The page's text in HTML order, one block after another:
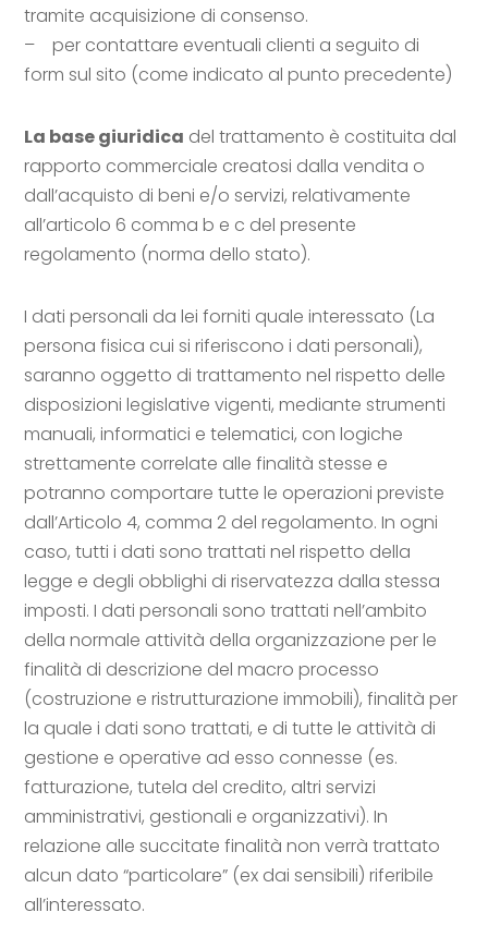
tramite acquisizione di consenso.
– per contattare eventuali clienti a seguito di
form sul sito (come indicato al punto precedente)
La base giuridica del trattamento è costituita dal
rapporto commerciale creatosi dalla vendita o
dall’acquisto di beni e/o servizi, relativamente
all’articolo 6 comma b e c del presente
regolamento (norma dello stato).
I dati personali da lei forniti quale interessato (La
persona fisica cui si riferiscono i dati personali),
saranno oggetto di trattamento nel rispetto delle
disposizioni legislative vigenti, mediante strumenti
manuali, informatici e telematici, con logiche
strettamente correlate alle finalità stesse e
potranno comportare tutte le operazioni previste
dall’Articolo 4, comma 2 del regolamento. In ogni
caso, tutti i dati sono trattati nel rispetto della
legge e degli obblighi di riservatezza dalla stessa
imposti. I dati personali sono trattati nell’ambito
della normale attività della organizzazione per le
finalità di descrizione del macro processo
(costruzione e ristrutturazione immobili), finalità per
la quale i dati sono trattati, e di tutte le attività di
gestione e operative ad esso connesse (es.
fatturazione, tutela del credito, altri servizi
amministrativi, gestionali e organizzativi). In
relazione alle succitate finalità non verrà trattato
alcun dato “particolare” (ex dai sensibili) riferibile
all’interessato.